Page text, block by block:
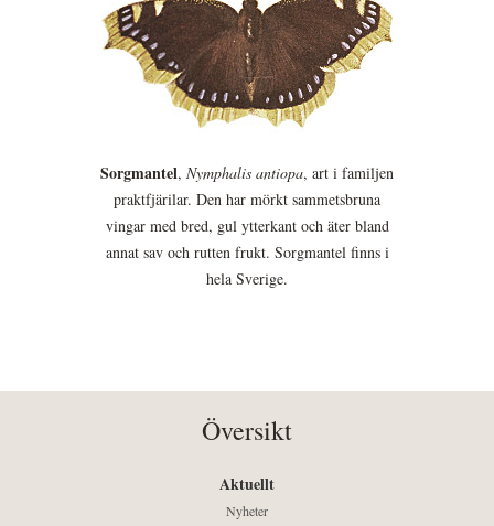
Sorgmantel, Nymphalis antiopa, art i familjen
praktfjärilar. Den har mörkt sammetsbruna
vingar med bred, gul ytterkant och äter bland
annat sav och rutten frukt. Sorgmantel finns i
hela Sverige.
Översikt
Aktuellt
Nyheter